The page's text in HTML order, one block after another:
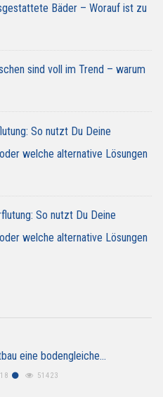
Bäder – Worauf ist zu
sind voll im Trend – warum
So nutzt Du Deine
welche alternative Lösungen
So nutzt Du Deine
welche alternative Lösungen
eine bodengleiche…
51423